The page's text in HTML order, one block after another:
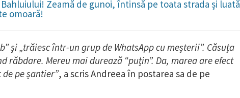
Zeamă de gunoi, întinsă pe toata strada și luată
omoară!
și „trăiesc într-un grup de WhatsApp cu meșterii”. Căsuța
răbdare. Mereu mai durează “puțin”. Da, marea are efect
pe șantier”, a scris Andreea în postarea sa de pe